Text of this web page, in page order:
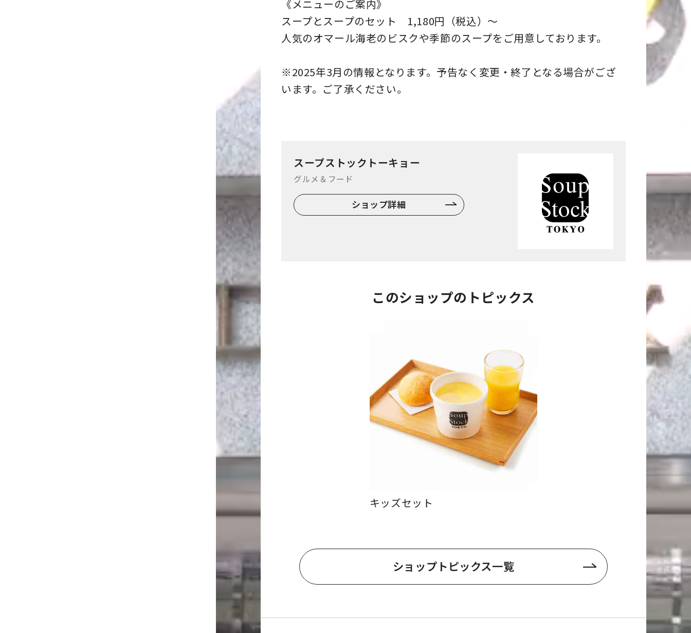
《メニューのご案内》
スープとスープのセット 1,180円（税込）～
人気のオマール海老のビスクや季節のスープをご用意しております。
※2025年3月の情報となります。予告なく変更・終了となる場合がござ
います。ご了承ください。
スープストックトーキョー
グルメ＆フード
ショップ詳細
このショップのトピックス
キッズセット
ショップトピックス一覧